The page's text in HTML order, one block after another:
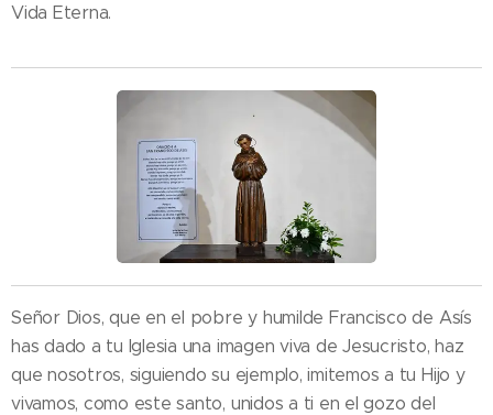
Vida Eterna.
Señor Dios, que en el pobre y humilde Francisco de Asís
has dado a tu Iglesia una imagen viva de Jesucristo, haz
que nosotros, siguiendo su ejemplo, imitemos a tu Hijo y
vivamos, como este santo, unidos a ti en el gozo del